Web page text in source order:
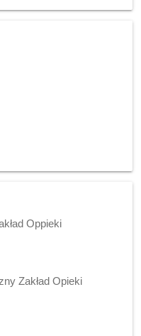
Oppieki
Zakład Opieki